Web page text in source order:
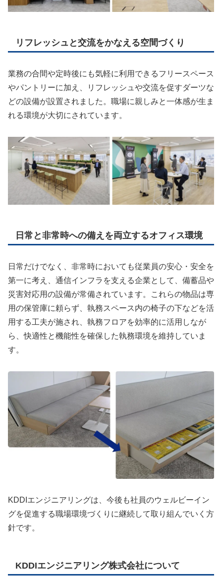
リフレッシュと交流をかなえる空間づくり
業務の合間や定時後にも気軽に利用できるフリースペース
やパントリーに加え、リフレッシュや交流を促すダーツな
どの設備が設置されました。職場に親しみと一体感が生ま
れる環境が大切にされています。
日常と非常時への備えを両立するオフィス環境
日常だけでなく、非常時においても従業員の安心・安全を
第一に考え、通信インフラを支える企業として、備蓄品や
災害対応用の設備が常備されています。これらの物品は専
用の保管庫に頼らず、執務スペース内の椅子の下などを活
用する工夫が施され、執務フロアを効率的に活用しなが
ら、快適性と機能性を確保した執務環境を維持していま
す。
KDDIエンジニアリングは、今後も社員のウェルビーイン
グを促進する職場環境づくりに継続して取り組んでいく方
針です。
KDDIエンジニアリング株式会社について